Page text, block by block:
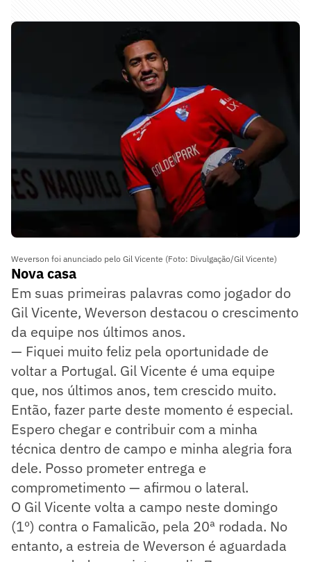
Weverson foi anunciado pelo Gil Vicente (Foto: Divulgação/Gil Vicente)
Nova casa
Em suas primeiras palavras como jogador do
Gil Vicente, Weverson destacou o crescimento
da equipe nos últimos anos.
— Fiquei muito feliz pela oportunidade de
voltar a Portugal. Gil Vicente é uma equipe
que, nos últimos anos, tem crescido muito.
Então, fazer parte deste momento é especial.
Espero chegar e contribuir com a minha
técnica dentro de campo e minha alegria fora
dele. Posso prometer entrega e
comprometimento — afirmou o lateral.
O Gil Vicente volta a campo neste domingo
(1º) contra o Famalicão, pela 20ª rodada. No
entanto, a estreia de Weverson é aguardada